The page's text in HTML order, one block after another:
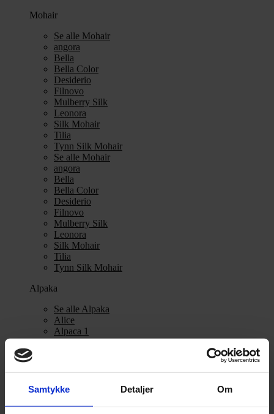
Samtykke Detaljer Om
Mohair
Se alle Mohair
angora
Bella
Bella Color
Desiderio
Filnovo
Mulberry Silk
Leonora
Silk Mohair
Tilia
Tynn Silk Mohair
Se alle Mohair
angora
Bella
Bella Color
Desiderio
Filnovo
Mulberry Silk
Leonora
Silk Mohair
Tilia
Tynn Silk Mohair
Alpaka
Se alle Alpaka
Alice
Alpaca 1
Alpaca 2
Alpakka Silke
Alpakka Ull
Betty